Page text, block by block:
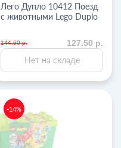
Лего Дупло 10412 Поезд
с животными Lego Duplo
144.60 р. 127.50 р.
Нет на складе
-14%